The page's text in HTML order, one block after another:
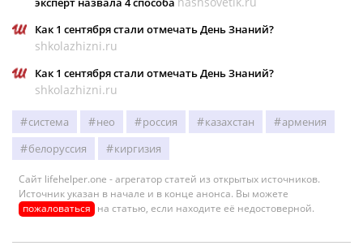
Как 1 сентября стали отмечать День Знаний?
shkolazhizni.ru
Как 1 сентября стали отмечать День Знаний?
shkolazhizni.ru
система нео россия казахстан
армения
белоруссия
киргизия
Сайт lifehelper.one - агрегатор статей из открытых источников.
Источник указан в начале и в конце анонса. Вы можете
пожаловаться на статью, если находите её недостоверной.